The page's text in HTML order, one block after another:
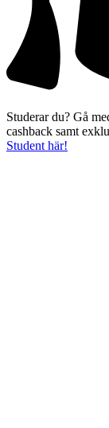
Studerar du? Gå
cashback samt
Student här!